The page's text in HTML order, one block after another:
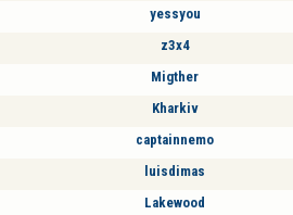
yessyou
z3x4
Migther
Kharkiv
captainnemo
luisdimas
Lakewood